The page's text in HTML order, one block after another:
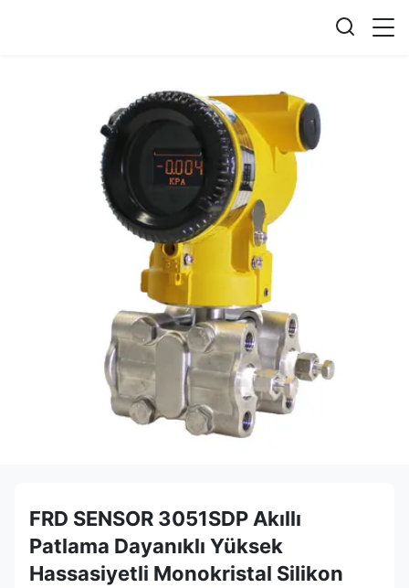
FRD SENSOR 3051SDP Akıllı
Patlama Dayanıklı Yüksek
Hassasiyetli Monokristal Silikon